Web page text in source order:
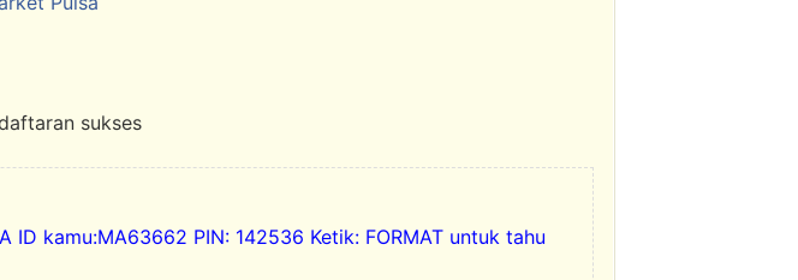
sukses
ID kamu:MA63662 PIN: 142536 Ketik: FORMAT untuk tahu